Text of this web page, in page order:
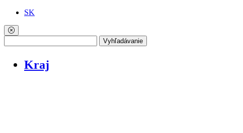
SK
Vyhľadávanie
Kraj